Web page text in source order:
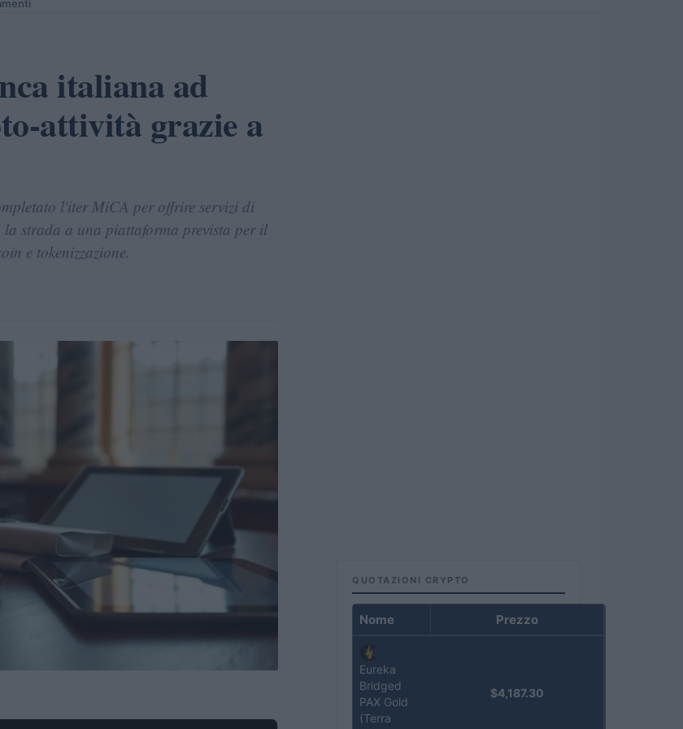
italiana ad
attività grazie a
l'iter MiCA per offrire servizi di
strada a una piattaforma prevista per il
e tokenizzazione.
QUOTAZIONI CRYPTO
Nome Prezzo
Eureka
Bridged
PAX Gold
(Terra
$4,187.30